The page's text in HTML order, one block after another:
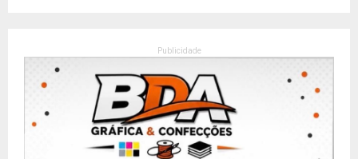
Publicidade